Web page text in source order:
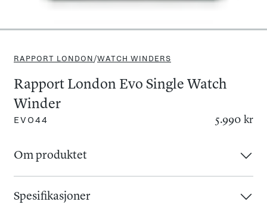
RAPPORT LONDON /WATCH WINDERS
Rapport London Evo Single Watch
Winder
EVO44 5.990 kr
Om produktet
Evo Single Watch Winder i Racing Green fra Rapport's
"EVOLUTION MKIII" serie er en av deres mest populære
Spesifikasjoner